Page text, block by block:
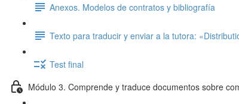
Anexos. Modelos de contratos y bibliografía
Texto para traducir y enviar a la tutora:
Test final
Módulo 3. Comprende y traduce documentos sobre